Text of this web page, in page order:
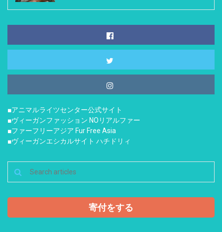
■アニマルライツセンター公式サイト
■ヴィーガンファッション NOリアルファー
■ファーフリーアジア Fur Free Asia
■ヴィーガンエシカルサイト ハチドリィ
寄付をする